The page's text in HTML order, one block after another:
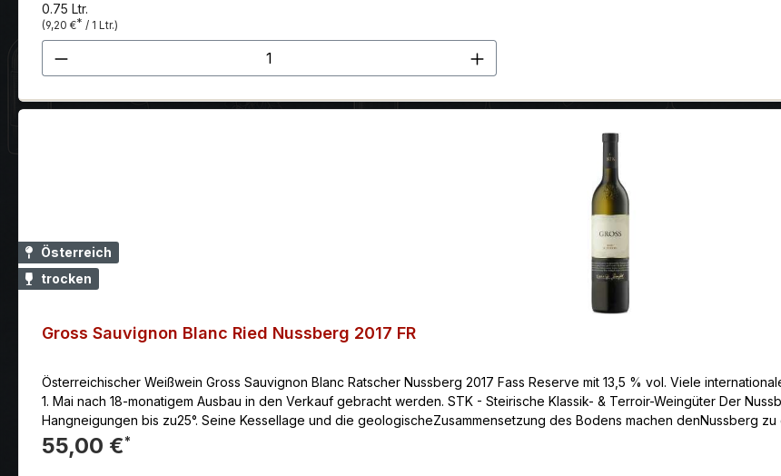
0.75 Ltr.
(9,20 €* / 1 Ltr.)
Produkt Anzahl: Gib den gewünschten Wert ein oder benutze die
Österreich
trocken
Gross Sauvignon Blanc Ried Nussberg 2017 FR
Österreichischer Weißwein Gross Sauvignon Blanc Ratscher Nussberg 2017 Fass Reserve mit 13,5 % vol. Viele
1. Mai nach 18-monatigem Ausbau in den Verkauf gebracht werden. STK - Steirische Klassik- & Terroir-Weingüter Der
Hangneigungen bis zu25°. Seine Kessellage und die geologischeZusammensetzung des Bodens machen denNussberg
Die Weine der höchsten STK – Qualitätsstufesind durch die lange Reifezeit von mindestens18 Monaten äußerst komplex
besonders lagerfähig. Ein Potenzial vonmehr als 10 Jahren ist keine Seltenheit Klassifizierung: Qualitätsweine aus
55,00 €*